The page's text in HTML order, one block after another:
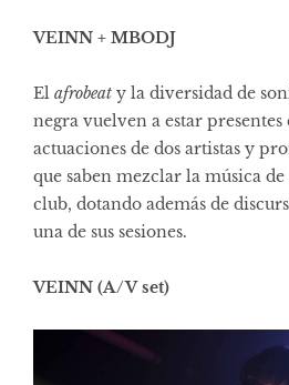
VEINN + MBODJ
El afrobeat y la diversidad de
negra vuelven a estar
actuaciones de dos artistas y
que saben mezclar la música
club, dotando además de
una de sus sesiones.
VEINN (A/V set)